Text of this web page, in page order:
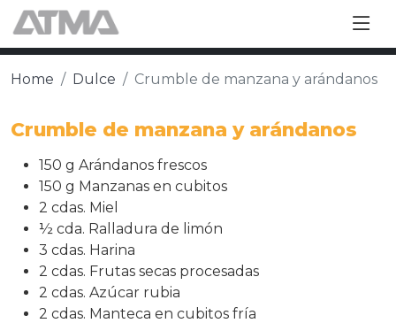
Home Dulce Crumble de manzana y arándanos
Crumble de manzana y arándanos
150 g Arándanos frescos
150 g Manzanas en cubitos
2 cdas. Miel
½ cda. Ralladura de limón
3 cdas. Harina
2 cdas. Frutas secas procesadas
2 cdas. Azúcar rubia
2 cdas. Manteca en cubitos fría